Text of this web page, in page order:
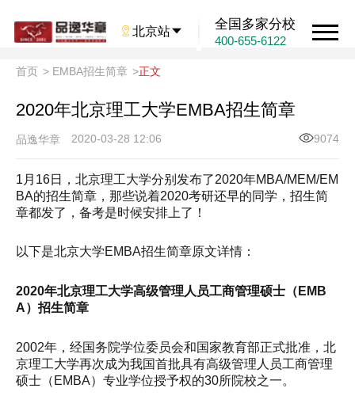
北京站 全国多家分校
400-655-6122
首页 > EMBA招生简章 >正文
2020年北京理工大学EMBA招生简章
品逸华章 2020-03-28 12:06 9074
1月16日，北京理工大学分别发布了2020年MBA/MEM/EM
BA的招生简章，那些说着2020考研还早的同学，招生简
章都发了，备考是时候安排上了！
以下是北京大学EMBA招生简章原文详情：
2020年北京理工大学高级管理人员工商管理硕士（EMB
A）招生简章
2002年，经国务院学位委员会和国家教育部正式批准，北
京理工大学再次成为我国首批具有高级管理人员工商管理
硕士（EMBA）专业学位授予权的30所院校之一。